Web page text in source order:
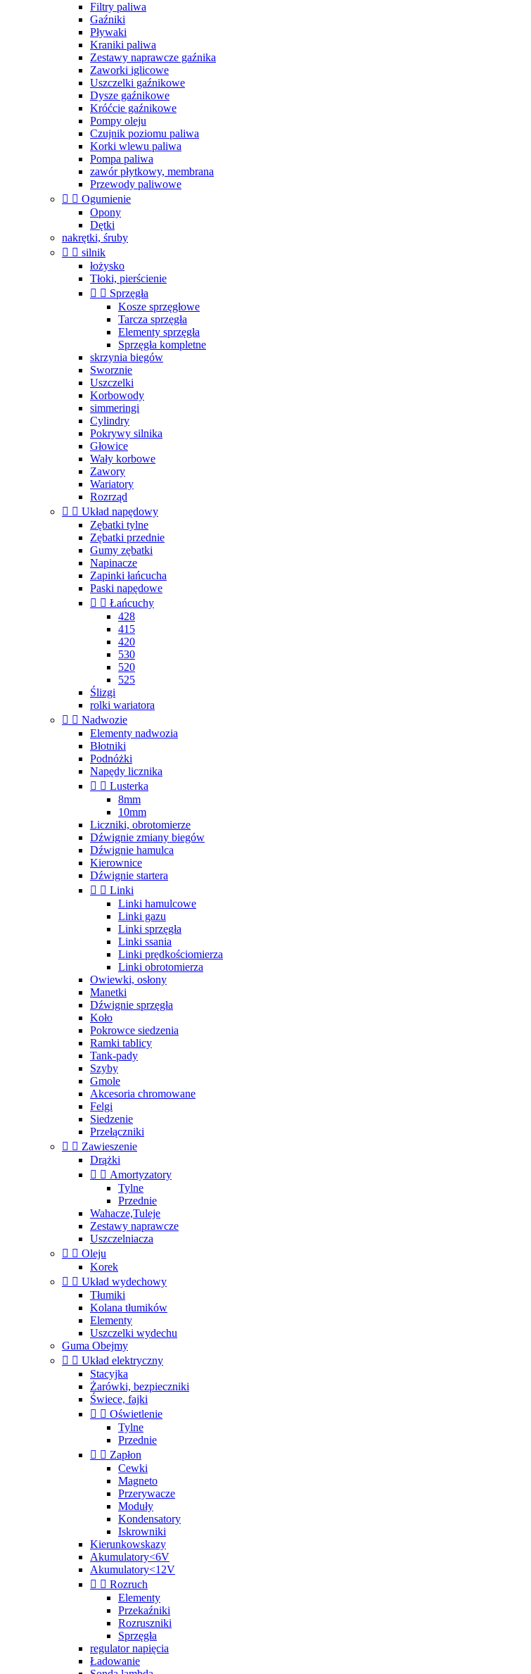
Filtry paliwa
Gaźniki
Pływaki
Kraniki paliwa
Zestawy naprawcze gaźnika
Zaworki iglicowe
Uszczelki gaźnikowe
Dysze gaźnikowe
Króćcie gaźnikowe
Pompy oleju
Czujnik poziomu paliwa
Korki wlewu paliwa
Pompa paliwa
zawór płytkowy, membrana
Przewody paliwowe
  Ogumienie
Opony
Dętki
nakrętki, śruby
  silnik
łożysko
Tłoki, pierścienie
  Sprzęgła
Kosze sprzęgłowe
Tarcza sprzęgła
Elementy sprzęgła
Sprzęgła kompletne
skrzynia biegów
Sworznie
Uszczelki
Korbowody
simmeringi
Cylindry
Pokrywy silnika
Głowice
Wały korbowe
Zawory
Wariatory
Rozrząd
  Układ napędowy
Zębatki tylne
Zębatki przednie
Gumy zębatki
Napinacze
Zapinki łańcucha
Paski napędowe
  Łańcuchy
428
415
420
530
520
525
Ślizgi
rolki wariatora
  Nadwozie
Elementy nadwozia
Błotniki
Podnóżki
Napędy licznika
  Lusterka
8mm
10mm
Liczniki, obrotomierze
Dźwignie zmiany biegów
Dźwignie hamulca
Kierownice
Dźwignie startera
  Linki
Linki hamulcowe
Linki gazu
Linki sprzęgła
Linki ssania
Linki prędkościomierza
Linki obrotomierza
Owiewki, osłony
Manetki
Dźwignie sprzęgła
Koło
Pokrowce siedzenia
Ramki tablicy
Tank-pady
Szyby
Gmole
Akcesoria chromowane
Felgi
Siedzenie
Przełączniki
  Zawieszenie
Drążki
  Amortyzatory
Tylne
Przednie
Wahacze,Tuleje
Zestawy naprawcze
Uszczelniacza
  Oleju
Korek
  Układ wydechowy
Tłumiki
Kolana tłumików
Elementy
Uszczelki wydechu
Guma Obejmy
  Układ elektryczny
Stacyjka
Żarówki, bezpieczniki
Świece, fajki
  Oświetlenie
Tylne
Przednie
  Zapłon
Cewki
Magneto
Przerywacze
Moduły
Kondensatory
Iskrowniki
Kierunkowskazy
Akumulatory<6V
Akumulatory<12V
  Rozruch
Elementy
Przekaźniki
Rozruszniki
Sprzęgła
regulator napięcia
Ładowanie